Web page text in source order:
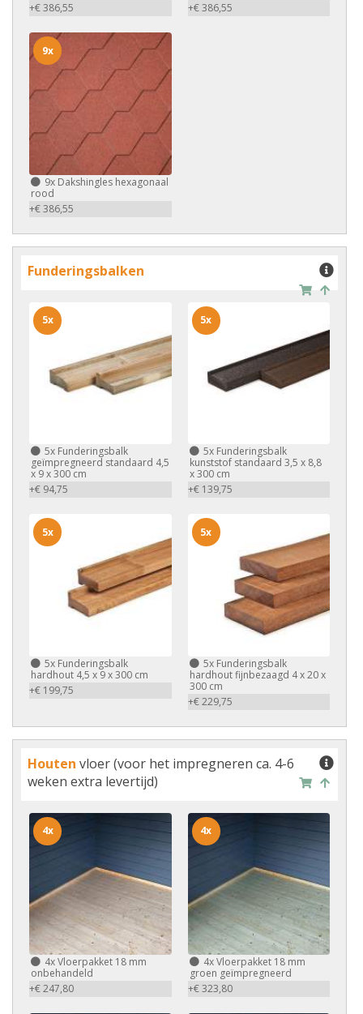
+€ 386,55
+€ 386,55
9x Dakshingles hexagonaal
rood
+€ 386,55
9x
Funderingsbalken
5x Funderingsbalk
geïmpregneerd standaard 4,5
x 9 x 300 cm
+€ 94,75
5x
5xFunderingsbalk
kunststof standaard 3,5 x 8,8
x 300 cm
+€ 139,75
5x
5x Funderingsbalk
hardhout 4,5 x 9 x 300 cm
+€ 199,75
5x
5xFunderingsbalk
hardhout fijnbezaagd 4 x 20 x
300 cm
+€ 229,75
5x
Houten vloer (voor het impregneren ca. 4-6
weken extra levertijd)
4xVloerpakket 18 mm
onbehandeld
+€ 247,80
4x
4xVloerpakket 18 mm
groen geïmpregneerd
+€ 323,80
4x